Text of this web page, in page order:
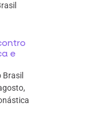
e
Brasil